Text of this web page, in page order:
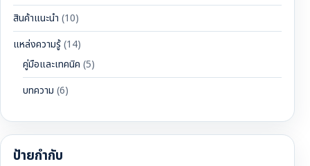
สินค้าแนะนำ (10)
แหล่งความรู้(14)
คู่มือและเทคนิค (5)
บทความ (6)
ป้ายกำกับ